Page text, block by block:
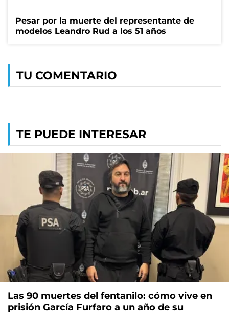
Pesar por la muerte del representante de
modelos Leandro Rud a los 51 años
TU COMENTARIO
TE PUEDE INTERESAR
Las 90 muertes del fentanilo: cómo vive en
prisión García Furfaro a un año de su